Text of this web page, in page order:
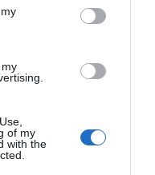
of my
with the
στα καμένα: